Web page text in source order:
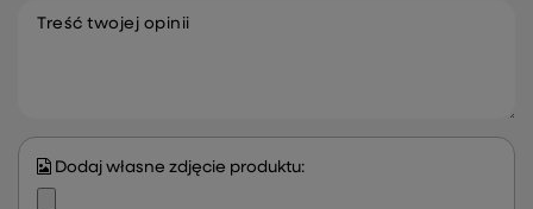
Treść twojej opinii
Dodaj własne zdjęcie produktu: